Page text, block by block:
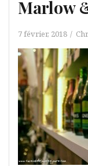
Marlow
7 février, 2018